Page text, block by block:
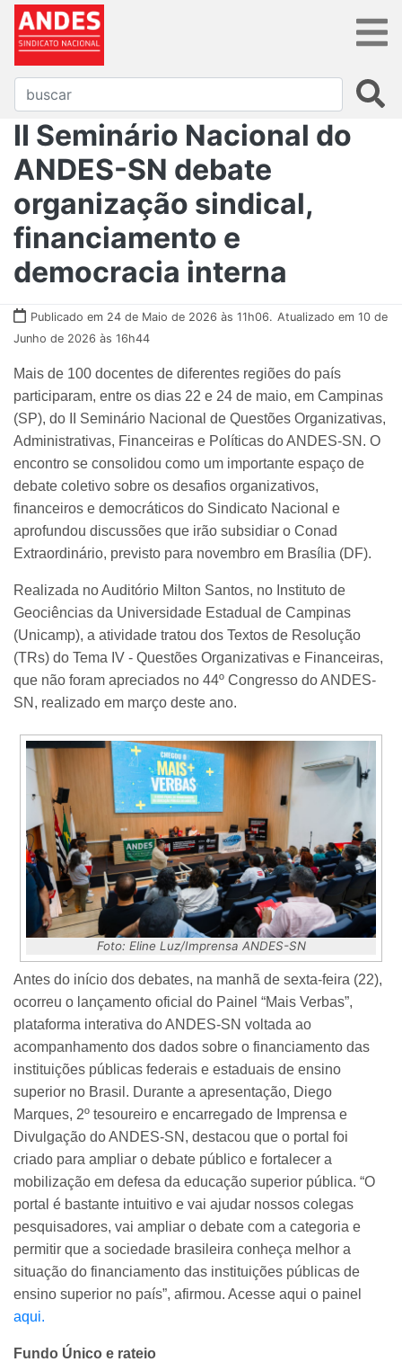
II Seminário Nacional do
ANDES-SN debate
organização sindical,
financiamento e
democracia interna
Publicado em 24 de Maio de 2026 às 11h06. Atualizado em 10 de
Junho de 2026 às 16h44
Mais de 100 docentes de diferentes regiões do país
participaram, entre os dias 22 e 24 de maio, em Campinas
(SP), do II Seminário Nacional de Questões Organizativas,
Administrativas, Financeiras e Políticas do ANDES-SN. O
encontro se consolidou como um importante espaço de
debate coletivo sobre os desafios organizativos,
financeiros e democráticos do Sindicato Nacional e
aprofundou discussões que irão subsidiar o Conad
Extraordinário, previsto para novembro em Brasília (DF).
Realizada no Auditório Milton Santos, no Instituto de
Geociências da Universidade Estadual de Campinas
(Unicamp), a atividade tratou dos Textos de Resolução
(TRs) do Tema IV - Questões Organizativas e Financeiras,
que não foram apreciados no 44º Congresso do ANDES-
SN, realizado em março deste ano.
Foto: Eline Luz/Imprensa ANDES-SN
Antes do início dos debates, na manhã de sexta-feira (22),
ocorreu o lançamento oficial do Painel “Mais Verbas”,
plataforma interativa do ANDES-SN voltada ao
acompanhamento dos dados sobre o financiamento das
instituições públicas federais e estaduais de ensino
superior no Brasil. Durante a apresentação, Diego
Marques, 2º tesoureiro e encarregado de Imprensa e
Divulgação do ANDES-SN, destacou que o portal foi
criado para ampliar o debate público e fortalecer a
mobilização em defesa da educação superior pública. “O
portal é bastante intuitivo e vai ajudar nossos colegas
pesquisadores, vai ampliar o debate com a categoria e
permitir que a sociedade brasileira conheça melhor a
situação do financiamento das instituições públicas de
ensino superior no país”, afirmou. Acesse aqui o painel
aqui.
Fundo Único e rateio